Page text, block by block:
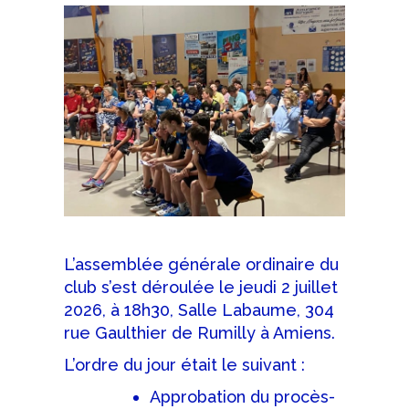
L’assemblée générale ordinaire du
club s’est déroulée le jeudi 2 juillet
2026, à 18h30, Salle Labaume, 304
rue Gaulthier de Rumilly à Amiens.
L’ordre du jour était le suivant :
Approbation du procès-